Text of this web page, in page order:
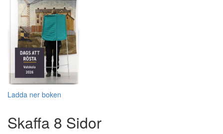
Ladda ner boken
Skaffa 8 Sidor